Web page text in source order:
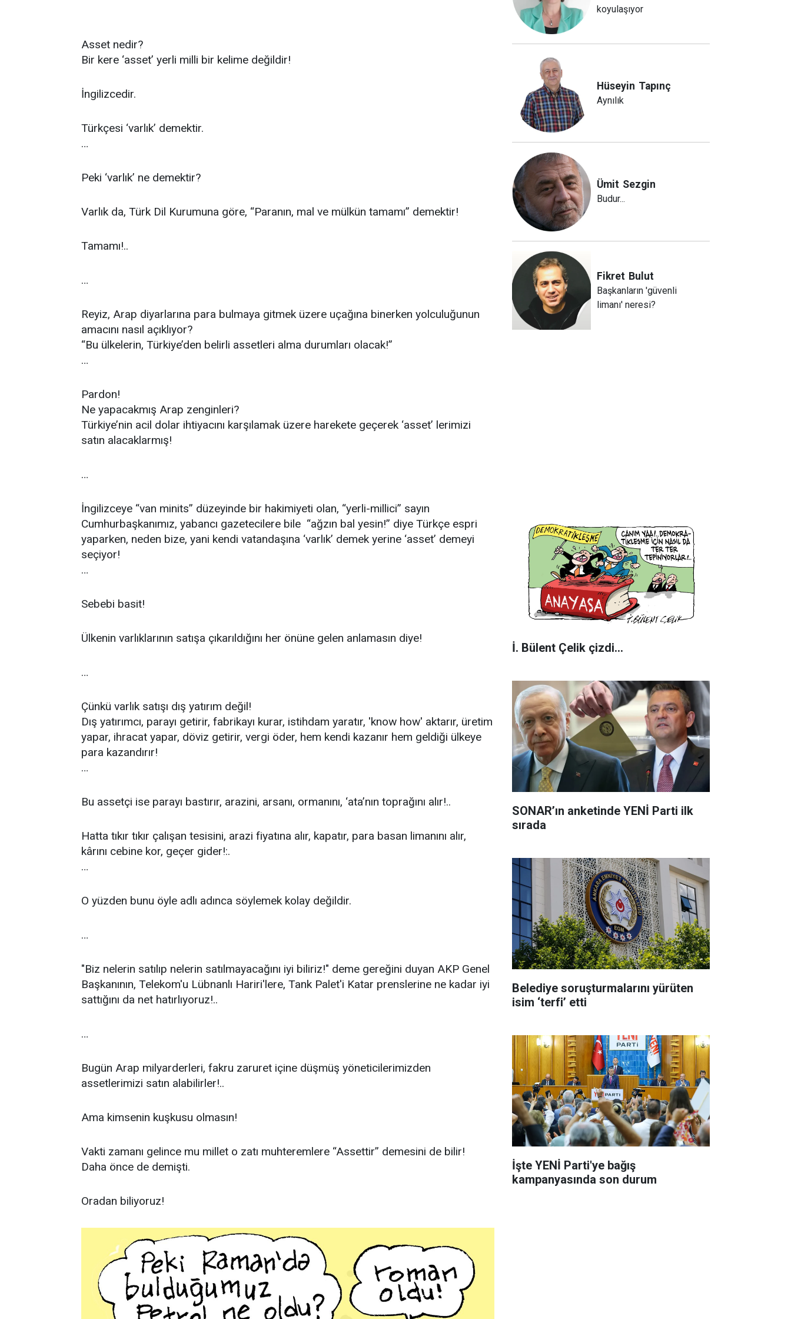
Asset nedir?
Bir kere ‘asset’ yerli milli bir kelime değildir!
İngilizcedir.
Türkçesi ‘varlık’ demektir.
…
Peki ‘varlık’ ne demektir?
Varlık da, Türk Dil Kurumuna göre, “Paranın, mal ve mülkün tamamı” demektir!
Tamamı!..
…
Reyiz, Arap diyarlarına para bulmaya gitmek üzere uçağına binerken yolculuğunun
amacını nasıl açıklıyor?
“Bu ülkelerin, Türkiye’den belirli assetleri alma durumları olacak!”
…
Pardon!
Ne yapacakmış Arap zenginleri?
Türkiye’nin acil dolar ihtiyacını karşılamak üzere harekete geçerek ‘asset’ lerimizi
satın alacaklarmış!
…
İngilizceye “van minits” düzeyinde bir hakimiyeti olan, “yerli-millici” sayın
Cumhurbaşkanımız, yabancı gazetecilere bile “ağzın bal yesin!” diye Türkçe espri
yaparken, neden bize, yani kendi vatandaşına ‘varlık’ demek yerine ‘asset’ demeyi
seçiyor!
…
Sebebi basit!
Ülkenin varlıklarının satışa çıkarıldığını her önüne gelen anlamasın diye!
…
Çünkü varlık satışı dış yatırım değil!
Dış yatırımcı, parayı getirir, fabrikayı kurar, istihdam yaratır, 'know how' aktarır, üretim
yapar, ihracat yapar, döviz getirir, vergi öder, hem kendi kazanır hem geldiği ülkeye
para kazandırır!
…
Bu assetçi ise parayı bastırır, arazini, arsanı, ormanını, ‘ata’nın toprağını alır!..
Hatta tıkır tıkır çalışan tesisini, arazi fiyatına alır, kapatır, para basan limanını alır,
kârını cebine kor, geçer gider!:.
…
O yüzden bunu öyle adlı adınca söylemek kolay değildir.
…
"Biz nelerin satılıp nelerin satılmayacağını iyi biliriz!" deme gereğini duyan AKP Genel
Başkanının, Telekom'u Lübnanlı Hariri'lere, Tank Palet'i Katar prenslerine ne kadar iyi
sattığını da net hatırlıyoruz!..
…
Bugün Arap milyarderleri, fakru zaruret içine düşmüş yöneticilerimizden
assetlerimizi satın alabilirler!..
Ama kimsenin kuşkusu olmasın!
Vakti zamanı gelince mu millet o zatı muhteremlere “Assettir” demesini de bilir!
Daha önce de demişti.
Oradan biliyoruz!
koyulaşıyor
Hüseyin Tapınç
Aynılık
Ümit Sezgin
Budur...
Fikret Bulut
Başkanların 'güvenli
limanı' neresi?
İ. Bülent Çelik çizdi...
SONAR’ın anketinde YENİ Parti ilk
sırada
Belediye soruşturmalarını yürüten
isim ‘terfi’ etti
İşte YENİ Parti'ye bağış
kampanyasında son durum